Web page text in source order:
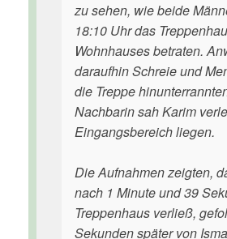
zu sehen, wie beide
18:10 Uhr das
Wohnhauses betraten.
daraufhin Schreie und
die Treppe
Nachbarin sah Karim
Eingangsbereich liegen.
Die Aufnahmen zeigten,
nach 1 Minute und 39
Treppenhaus verließ,
Sekunden später von